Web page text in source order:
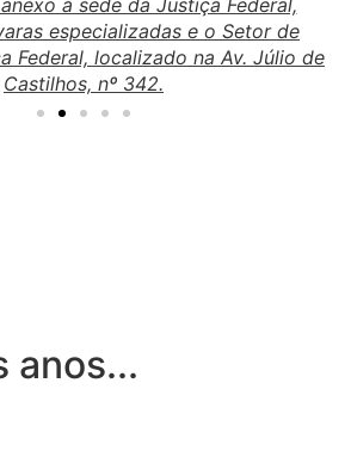
à sede da Justiça Federal,
especializadas e o Setor de
Federal, localizado na Av. Júlio de
Castilhos, nº 342.